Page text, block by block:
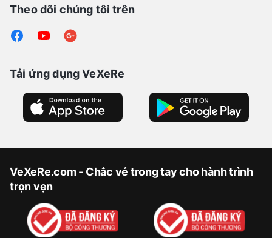
Theo dõi chúng tôi trên
Tải ứng dụng VeXeRe
VeXeRe.com - Chắc vé trong tay cho hành trình
trọn vẹn